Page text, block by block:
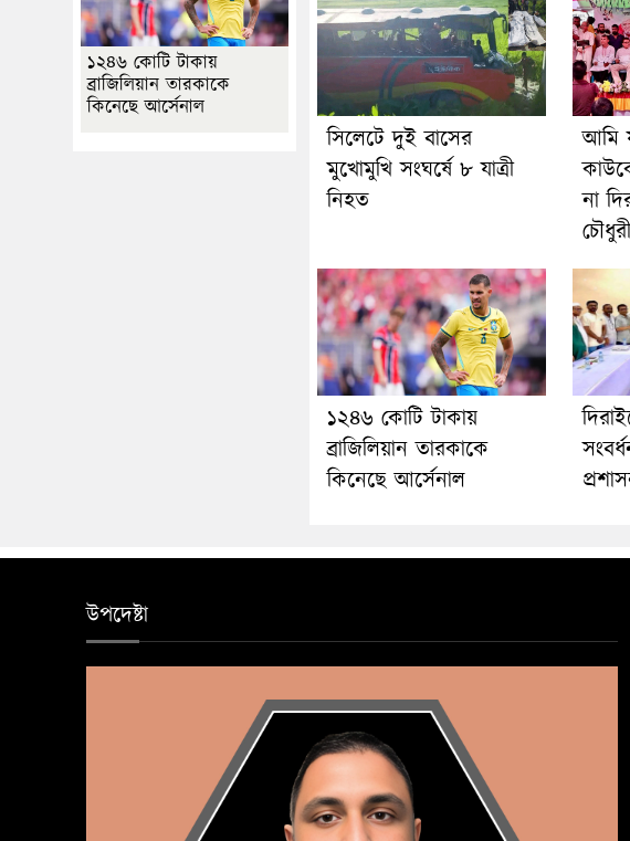
সিলেটে দুই বাসের
মুখোমুখি সংঘর্ষে ৮ যাত্রী
নিহত
আমি
না
চৌধুরী
১২৪৬ কোটি টাকায়
ব্রাজিলিয়ান তারকাকে
কিনেছে আর্সেনাল
১২৪৬ কোটি টাকায়
ব্রাজিলিয়ান তারকাকে
কিনেছে আর্সেনাল
উপদেষ্টা